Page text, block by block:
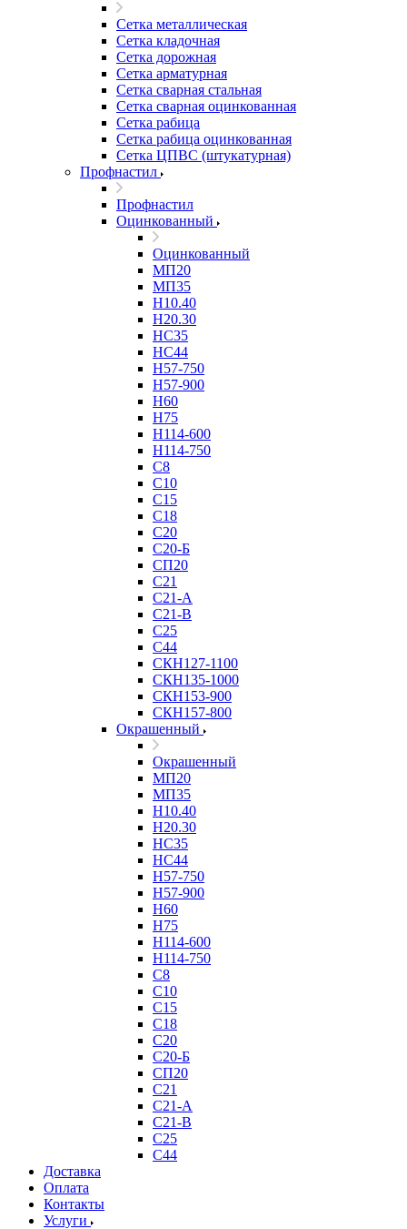
Сетка металлическая
Сетка кладочная
Сетка дорожная
Сетка арматурная
Сетка сварная стальная
Сетка сварная оцинкованная
Сетка рабица
Сетка рабица оцинкованная
Сетка ЦПВС (штукатурная)
Профнастил
Профнастил
Оцинкованный
Оцинкованный
МП20
МП35
Н10.40
Н20.30
НС35
НС44
Н57-750
Н57-900
Н60
Н75
Н114-600
Н114-750
С8
С10
С15
С18
С20
С20-Б
СП20
С21
С21-А
С21-В
С25
С44
СКН127-1100
СКН135-1000
СКН153-900
СКН157-800
Окрашенный
Окрашенный
МП20
МП35
Н10.40
Н20.30
НС35
НС44
Н57-750
Н57-900
Н60
Н75
Н114-600
Н114-750
С8
С10
С15
С18
С20
С20-Б
СП20
С21
С21-А
С21-В
С25
С44
Доставка
Оплата
Контакты
Услуги